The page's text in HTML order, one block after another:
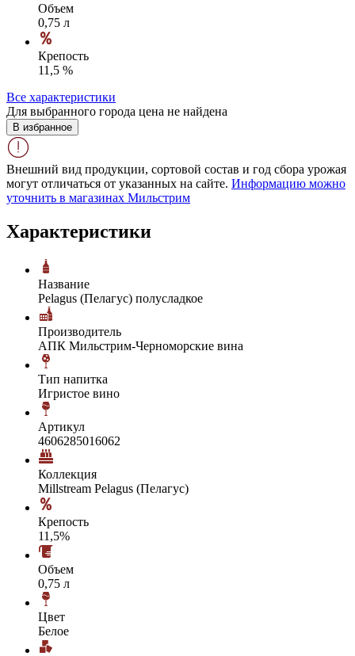
Объем
0,75 л
Крепость
11,5 %
Все характеристики
Для выбранного города цена не найдена
В избранное
Внешний вид продукции, сортовой состав и год сбора урожая
могут отличаться от указанных на сайте. Информацию можно
уточнить в магазинах Мильстрим
Характеристики
Название
Pelagus (Пелагус) полусладкое
Производитель
АПК Мильстрим-Черноморские вина
Тип напитка
Игристое вино
Артикул
4606285016062
Коллекция
Millstream Pelagus (Пелагус)
Крепость
11,5%
Объем
0,75 л
Цвет
Белое